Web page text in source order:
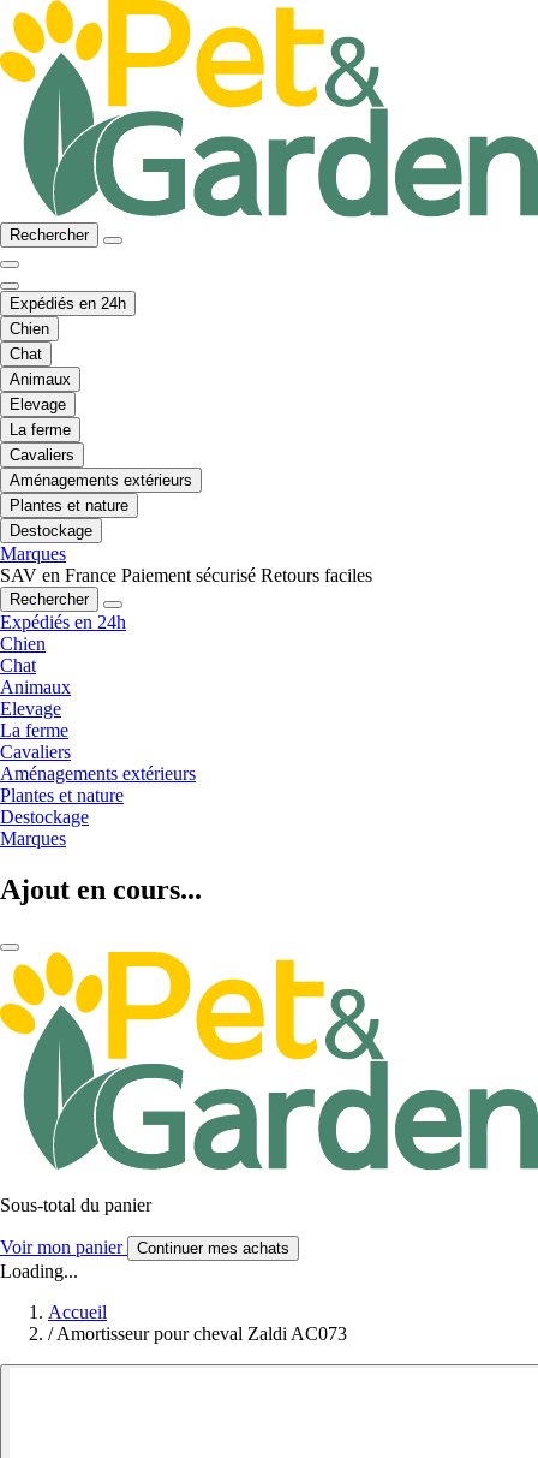
Rechercher
Expédiés en 24h
Chien
Chat
Animaux
Elevage
La ferme
Cavaliers
Aménagements extérieurs
Plantes et nature
Destockage
Marques
SAV en France Paiement sécurisé Retours faciles
Rechercher
Expédiés en 24h
Chien
Chat
Animaux
Elevage
La ferme
Cavaliers
Aménagements extérieurs
Plantes et nature
Destockage
Marques
Ajout en cours...
Sous-total du panier
Voir mon panier Continuer mes achats
Loading...
Accueil
/ Amortisseur pour cheval Zaldi AC073